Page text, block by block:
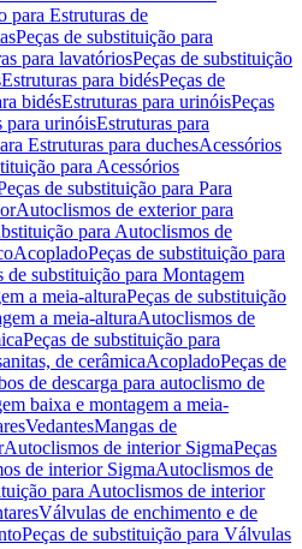
para Estruturas de
Peças de substituição para
para lavatóriosPeças de substituição
Estruturas para bidésPeças de
bidésEstruturas para urinóisPeças
para urinóisEstruturas para
Estruturas para duchesAcessórios
para Acessórios
de substituição para Para
Autoclismos de exterior para
para Autoclismos de
AcopladoPeças de substituição para
de substituição para Montagem
a meia-alturaPeças de substituição
a meia-alturaAutoclismos de
Peças de substituição para
de cerâmicaAcopladoPeças de
de descarga para autoclismo de
baixa e montagem a meia-
VedantesMangas de
Autoclismos de interior SigmaPeças
de interior SigmaAutoclismos de
para Autoclismos de interior
Válvulas de enchimento e de
Peças de substituição para Válvulas